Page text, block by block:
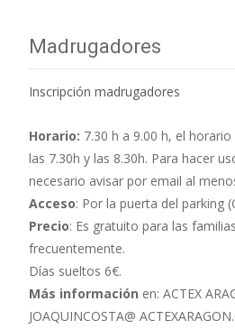
Madrugadores
Inscripción madrugadores
Horario: 7.30 h a 9.00 h, el
las 7.30h y las 8.30h. Para hacer
necesario avisar por email al
Acceso: Por la puerta del parking
Precio: Es gratuito para las
frecuentemente.
Días sueltos 6€.
Más información en: ACTEX
JOAQUINCOSTA@